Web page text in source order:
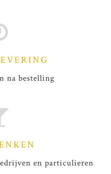
na bestelling
en particulieren